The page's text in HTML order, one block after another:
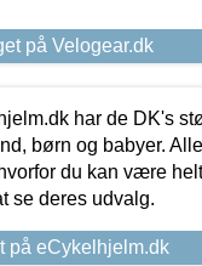
på Velogear.dk
har de DK's
børn og babyer.
du kan være
se deres udvalg.
på eCykelhjelm.dk